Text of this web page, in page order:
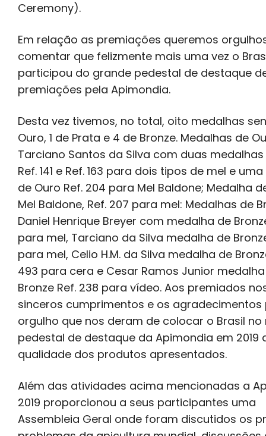
Ceremony).
Em relação as premiações queremos
comentar que felizmente mais uma vez o
participou do grande pedestal de destaque
premiações pela Apimondia.
Desta vez tivemos, no total, oito medalhas
Ouro, 1 de Prata e 4 de Bronze. Medalhas de
Tarciano Santos da Silva com duas
Ref. 141 e Ref. 163 para dois tipos de mel e
de Ouro Ref. 204 para Mel Baldone; Medalha
Mel Baldone, Ref. 207 para mel: Medalhas de
Daniel Henrique Breyer com medalha de
para mel, Tarciano da Silva medalha de Bronze
para mel, Celio H.M. da Silva medalha de
493 para cera e Cesar Ramos Junior
Bronze Ref. 238 para vídeo. Aos premiados
sinceros cumprimentos e os agradecimentos
orgulho que nos deram de colocar o Brasil
pedestal de destaque da Apimondia em 2019
qualidade dos produtos apresentados.
Além das atividades acima mencionadas a
2019 proporcionou a seus participantes uma
Assembleia Geral onde foram discutidos os